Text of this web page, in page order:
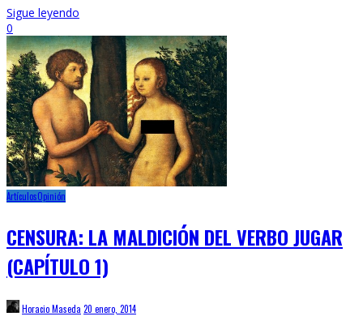
Sigue leyendo
0
ArtículosOpinión
CENSURA: LA MALDICIÓN DEL VERBO JUGAR
(CAPÍTULO 1)
Horacio Maseda 20 enero, 2014